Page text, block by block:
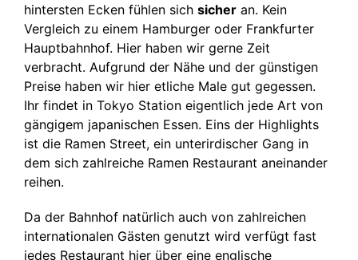
hintersten Ecken fühlen sich sicher an. Kein
Vergleich zu einem Hamburger oder Frankfurter
Hauptbahnhof. Hier haben wir gerne Zeit
verbracht. Aufgrund der Nähe und der günstigen
Preise haben wir hier etliche Male gut gegessen.
Ihr findet in Tokyo Station eigentlich jede Art von
gängigem japanischen Essen. Eins der Highlights
ist die Ramen Street, ein unterirdischer Gang in
dem sich zahlreiche Ramen Restaurant aneinander
reihen.
Da der Bahnhof natürlich auch von zahlreichen
internationalen Gästen genutzt wird verfügt fast
jedes Restaurant hier über eine englische